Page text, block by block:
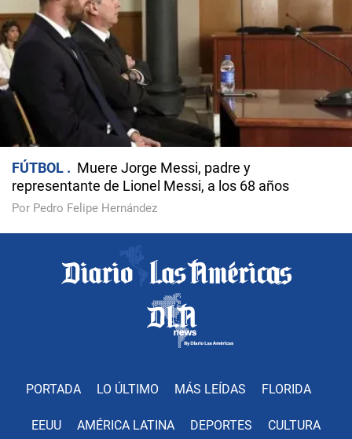
FÚTBOL
Muere Jorge Messi, padre y
representante de Lionel Messi, a los 68 años
Por Pedro Felipe Hernández
PORTADA LO ÚLTIMO MÁS LEÍDAS FLORIDA
EEUU AMÉRICA LATINA DEPORTES CULTURA